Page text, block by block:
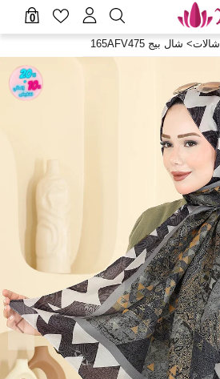
0
شالات> شال بيج 165AFV475